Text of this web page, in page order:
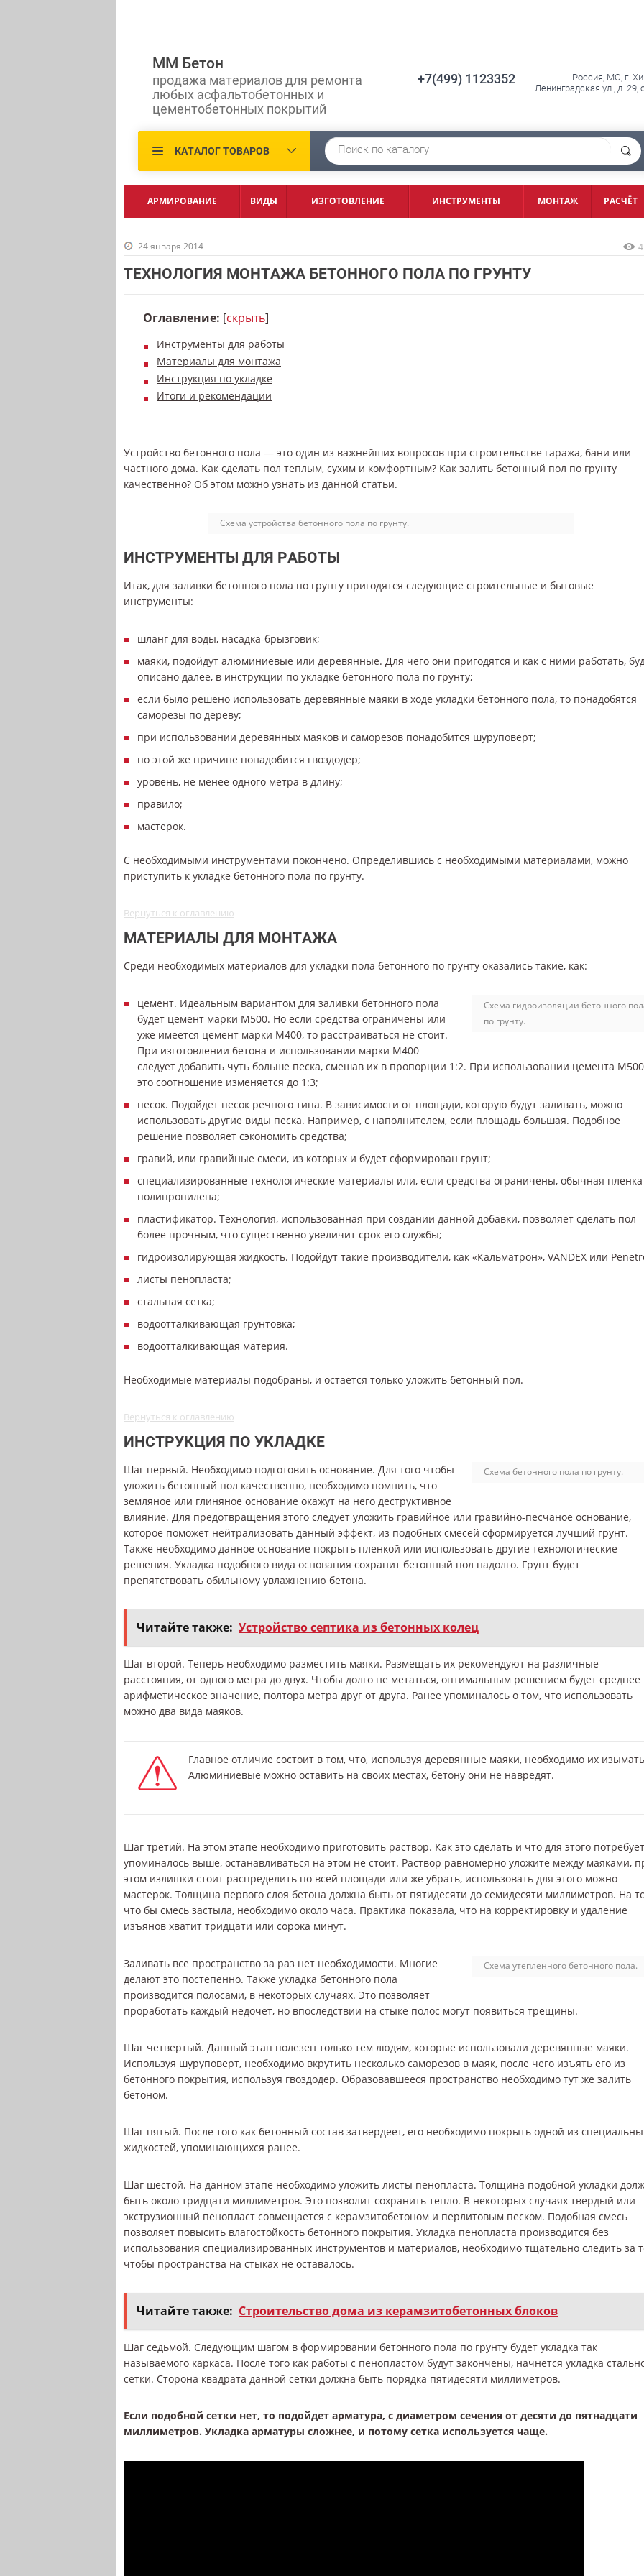
ММ Бетон
продажа материалов для ремонта
любых асфальтобетонных и
цементобетонных покрытий
+7(499) 1123352
Россия, МО, г.
Ленинградская ул., д. 29,
КАТАЛОГ ТОВАРОВ
АРМИРОВАНИЕ ВИДЫ ИЗГОТОВЛЕНИЕ ИНСТРУМЕНТЫ МОНТАЖ РАСЧЁТ
24 января 2014
ТЕХНОЛОГИЯ МОНТАЖА БЕТОННОГО ПОЛА ПО ГРУНТУ
Оглавление: [скрыть]
Инструменты для работы
Материалы для монтажа
Инструкция по укладке
Итоги и рекомендации
Устройство бетонного пола — это один из важнейших вопросов при строительстве гаража, бани или
частного дома. Как сделать пол теплым, сухим и комфортным? Как залить бетонный пол по грунту
качественно? Об этом можно узнать из данной статьи.
Схема устройства бетонного пола по грунту.
ИНСТРУМЕНТЫ ДЛЯ РАБОТЫ
Итак, для заливки бетонного пола по грунту пригодятся следующие строительные и бытовые
инструменты:
шланг для воды, насадка-брызговик;
маяки, подойдут алюминиевые или деревянные. Для чего они пригодятся и как с ними работать,
описано далее, в инструкции по укладке бетонного пола по грунту;
если было решено использовать деревянные маяки в ходе укладки бетонного пола, то понадобятся
саморезы по дереву;
при использовании деревянных маяков и саморезов понадобится шуруповерт;
по этой же причине понадобится гвоздодер;
уровень, не менее одного метра в длину;
правило;
мастерок.
С необходимыми инструментами покончено. Определившись с необходимыми материалами, можно
приступить к укладке бетонного пола по грунту.
Вернуться к оглавлению
МАТЕРИАЛЫ ДЛЯ МОНТАЖА
Среди необходимых материалов для укладки пола бетонного по грунту оказались такие, как:
Схема гидроизоляции бетонного
по грунту.
цемент. Идеальным вариантом для заливки бетонного пола
будет цемент марки М500. Но если средства ограничены или
уже имеется цемент марки М400, то расстраиваться не стоит.
При изготовлении бетона и использовании марки М400
следует добавить чуть больше песка, смешав их в пропорции 1:2. При использовании цемента М500
это соотношение изменяется до 1:3;
песок. Подойдет песок речного типа. В зависимости от площади, которую будут заливать, можно
использовать другие виды песка. Например, с наполнителем, если площадь большая. Подобное
решение позволяет сэкономить средства;
гравий, или гравийные смеси, из которых и будет сформирован грунт;
специализированные технологические материалы или, если средства ограничены, обычная
полипропилена;
пластификатор. Технология, использованная при создании данной добавки, позволяет сделать пол
более прочным, что существенно увеличит срок его службы;
гидроизолирующая жидкость. Подойдут такие производители, как «Кальматрон», VANDEX или
листы пенопласта;
стальная сетка;
водоотталкивающая грунтовка;
водоотталкивающая материя.
Необходимые материалы подобраны, и остается только уложить бетонный пол.
Вернуться к оглавлению
ИНСТРУКЦИЯ ПО УКЛАДКЕ
Схема бетонного пола по грунту.
Шаг первый. Необходимо подготовить основание. Для того чтобы
уложить бетонный пол качественно, необходимо помнить, что
земляное или глиняное основание окажут на него деструктивное
влияние. Для предотвращения этого следует уложить гравийное или гравийно-песчаное основание,
которое поможет нейтрализовать данный эффект, из подобных смесей сформируется лучший грунт.
Также необходимо данное основание покрыть пленкой или использовать другие технологические
решения. Укладка подобного вида основания сохранит бетонный пол надолго. Грунт будет
препятствовать обильному увлажнению бетона.
Читайте также: Устройство септика из бетонных колец
Шаг второй. Теперь необходимо разместить маяки. Размещать их рекомендуют на различные
расстояния, от одного метра до двух. Чтобы долго не метаться, оптимальным решением будет среднее
арифметическое значение, полтора метра друг от друга. Ранее упоминалось о том, что использовать
можно два вида маяков.
Главное отличие состоит в том, что, используя деревянные маяки, необходимо их
Алюминиевые можно оставить на своих местах, бетону они не навредят.
Шаг третий. На этом этапе необходимо приготовить раствор. Как это сделать и что для этого
упоминалось выше, останавливаться на этом не стоит. Раствор равномерно уложите между маяками,
этом излишки стоит распределить по всей площади или же убрать, использовать для этого можно
мастерок. Толщина первого слоя бетона должна быть от пятидесяти до семидесяти миллиметров. На
что бы смесь застыла, необходимо около часа. Практика показала, что на корректировку и удаление
изъянов хватит тридцати или сорока минут.
Схема утепленного бетонного пола.
Заливать все пространство за раз нет необходимости. Многие
делают это постепенно. Также укладка бетонного пола
производится полосами, в некоторых случаях. Это позволяет
проработать каждый недочет, но впоследствии на стыке полос могут появиться трещины.
Шаг четвертый. Данный этап полезен только тем людям, которые использовали деревянные маяки.
Используя шуруповерт, необходимо вкрутить несколько саморезов в маяк, после чего изъять его из
бетонного покрытия, используя гвоздодер. Образовавшееся пространство необходимо тут же залить
бетоном.
Шаг пятый. После того как бетонный состав затвердеет, его необходимо покрыть одной из
жидкостей, упоминающихся ранее.
Шаг шестой. На данном этапе необходимо уложить листы пенопласта. Толщина подобной укладки
быть около тридцати миллиметров. Это позволит сохранить тепло. В некоторых случаях твердый или
экструзионный пенопласт совмещается с керамзитобетоном и перлитовым песком. Подобная смесь
позволяет повысить влагостойкость бетонного покрытия. Укладка пенопласта производится без
использования специализированных инструментов и материалов, необходимо тщательно следить за
чтобы пространства на стыках не оставалось.
Читайте также: Строительство дома из керамзитобетонных блоков
Шаг седьмой. Следующим шагом в формировании бетонного пола по грунту будет укладка так
называемого каркаса. После того как работы с пенопластом будут закончены, начнется укладка
сетки. Сторона квадрата данной сетки должна быть порядка пятидесяти миллиметров.
Если подобной сетки нет, то подойдет арматура, с диаметром сечения от десяти до пятнадцати
миллиметров. Укладка арматуры сложнее, и потому сетка используется чаще.